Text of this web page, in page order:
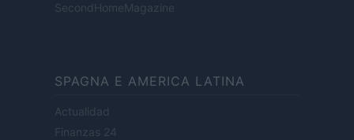
SecondHomeMagazine
SPAGNA E AMERICA LATINA
Actualidad
Finanzas 24